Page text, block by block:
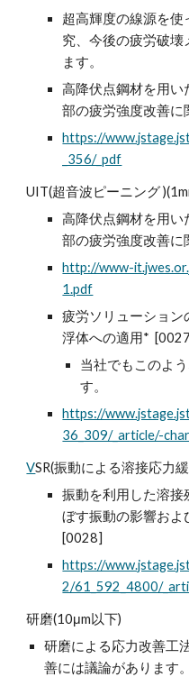
超高輝度の線源を
究、今後の疲労破壊
ます。
高降伏点鋼材を用い
部の疲労強度改善に
https://
_356/_pdf
UIT(超音波ピーニング
高降伏点鋼材を用
部の疲労強度改善に
http://www-
1.pdf
疲労ソリューション
浮体への適用*
当社でもこのよ
す。
https://
36_309/_article/-
VSR(振動による溶接応力
振動を利用した溶接
ぼす振動の影響お
[0028]
https://
2/61_592_4800/
研磨(10μm以下)
研磨による応力改善工
善には議論があります